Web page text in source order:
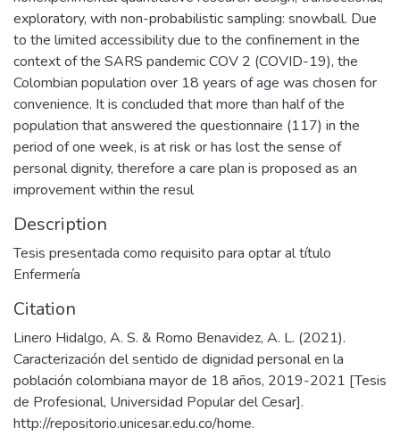
exploratory, with non-probabilistic sampling: snowball. Due
to the limited accessibility due to the confinement in the
context of the SARS pandemic COV 2 (COVID-19), the
Colombian population over 18 years of age was chosen for
convenience. It is concluded that more than half of the
population that answered the questionnaire (117) in the
period of one week, is at risk or has lost the sense of
personal dignity, therefore a care plan is proposed as an
improvement within the resul
Description
Tesis presentada como requisito para optar al título
Enfermería
Citation
Linero Hidalgo, A. S. & Romo Benavidez, A. L. (2021).
Caracterización del sentido de dignidad personal en la
población colombiana mayor de 18 años, 2019-2021 [Tesis
de Profesional, Universidad Popular del Cesar].
http://repositorio.unicesar.edu.co/home.